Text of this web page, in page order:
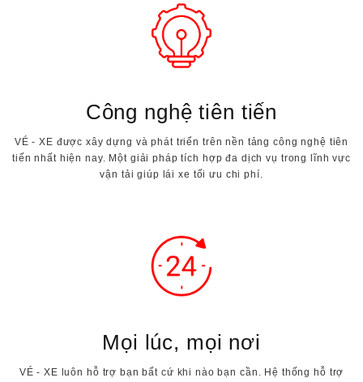
Công nghệ tiên tiến
VÉ - XE được xây dựng và phát triển trên nền tảng công nghệ tiên
tiến nhất hiện nay. Một giải pháp tích hợp đa dịch vụ trong lĩnh vực
vận tải giúp lái xe tối ưu chi phí.
Mọi lúc, mọi nơi
VÉ - XE luôn hỗ trợ bạn bất cứ khi nào bạn cần. Hệ thống hỗ trợ